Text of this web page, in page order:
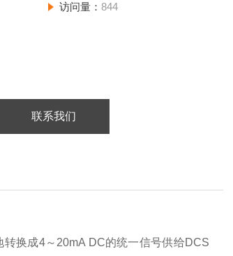
访问量： 844
联系我们
换成4～20mA DC的统一信号供给DCS